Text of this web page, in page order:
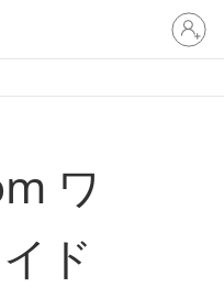
ア
カ
ウ
ワ
ド